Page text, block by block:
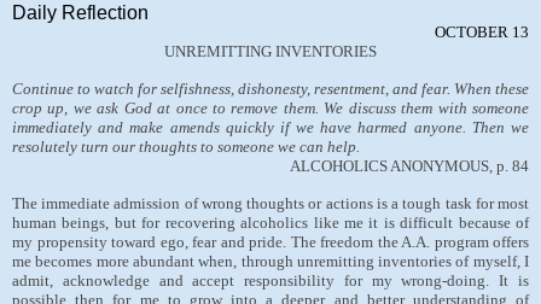
Daily Reflection
OCTOBER 13
UNREMITTING INVENTORIES
Continue to watch for selfishness, dishonesty, resentment, and fear. When these
crop up, we ask God at once to remove them. We discuss them with someone
immediately and make amends quickly if we have harmed anyone. Then we
resolutely turn our thoughts to someone we can help.
ALCOHOLICS ANONYMOUS, p. 84
The immediate admission of wrong thoughts or actions is a tough task for most
human beings, but for recovering alcoholics like me it is difficult because of
my propensity toward ego, fear and pride. The freedom the A.A. program offers
me becomes more abundant when, through unremitting inventories of myself, I
admit, acknowledge and accept responsibility for my wrong-doing. It is
possible then for me to grow into a deeper and better understanding of